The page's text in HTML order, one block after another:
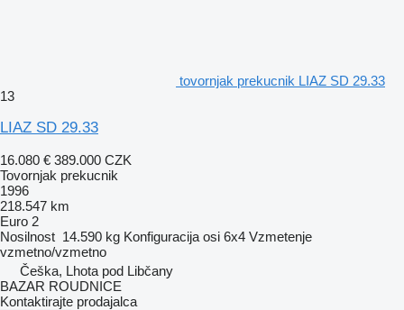
tovornjak prekucnik LIAZ SD 29.33
13
LIAZ SD 29.33
16.080 € 389.000 CZK
Tovornjak prekucnik
1996
218.547 km
Euro 2
Nosilnost 14.590 kg Konfiguracija osi 6x4 Vzmetenje
vzmetno/vzmetno
Češka, Lhota pod Libčany
BAZAR ROUDNICE
Kontaktirajte prodajalca